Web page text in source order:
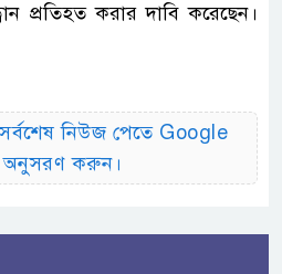
প্রতিহত করার দাবি করেছেন।
নিউজ পেতে Google
অনুসরণ করুন।